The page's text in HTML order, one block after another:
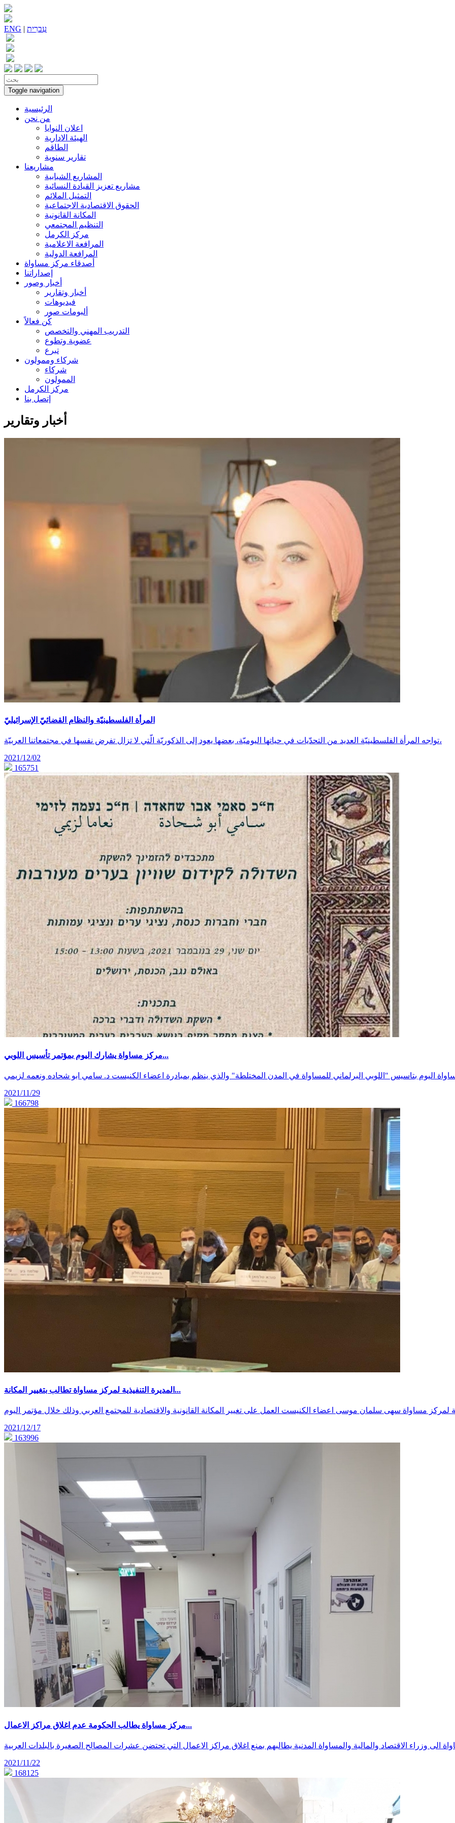
ENG | עִברִית
Toggle navigation
الرئيسية
من نحن
اعلان النوايا
الهيئة الادارية
الطاقم
تقارير سنوية
مشاريعنا
المشاريع الشبابية
مشاريع تعزيز القيادة النسائية
التمثيل الملائم
الحقوق الاقتصادية الاجتماعية
المكانة القانونية
التنظيم المجتمعي
مركز الكرمل
المرافعة الاعلامية
المرافعة الدولية
أصدقاء مركز مساواة
إصداراتنا
أخبار وصور
أخبار وتقارير
فيديوهات
ألبومات صور
كُن فعالاً
التدريب المهني والتخصص
عضوية وتطوع
تبرع
شركاء وممولون
شركاء
الممولون
مركز الكرمل
إتصل بنا
أخبار وتقارير
المرأة الفلسطينيّة والنظام القضائيّ الإسرائيليّ
تواجه المرأة الفلسطينيّة العديد من التحدّيات في حياتها اليوميّة، بعضها يعود إلى الذكوريّة الّتي لا تزال تفرض نفسها في مجتمعاتنا العربيّة،
2021/12/02
165751
مركز مساواة يشارك اليوم بمؤتمر تأسيس اللوبي...
اليوم بتاسيس "اللوبي البرلماني للمساواة في المدن المختلطة" والذي ينظم بمبادرة اعضاء الكنيست د. سامي ابو شحاده ونعمه لزيمي
2021/11/29
166798
المديرة التنفيذية لمركز مساواة تطالب بتغيير المكانة...
2021/12/17
163996
مركز مساواة يطالب الحكومة عدم اغلاق مراكز الاعمال...
الى وزراء الاقتصاد والمالية والمساواة المدنية يطالبهم بمنع اغلاق مراكز الاعمال التي تحتضن عشرات المصالح الصغيرة بالبلدات العربية
2021/11/22
168125